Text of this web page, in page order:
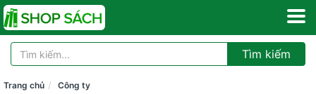
Tìm kiếm
Trang chủ Công ty